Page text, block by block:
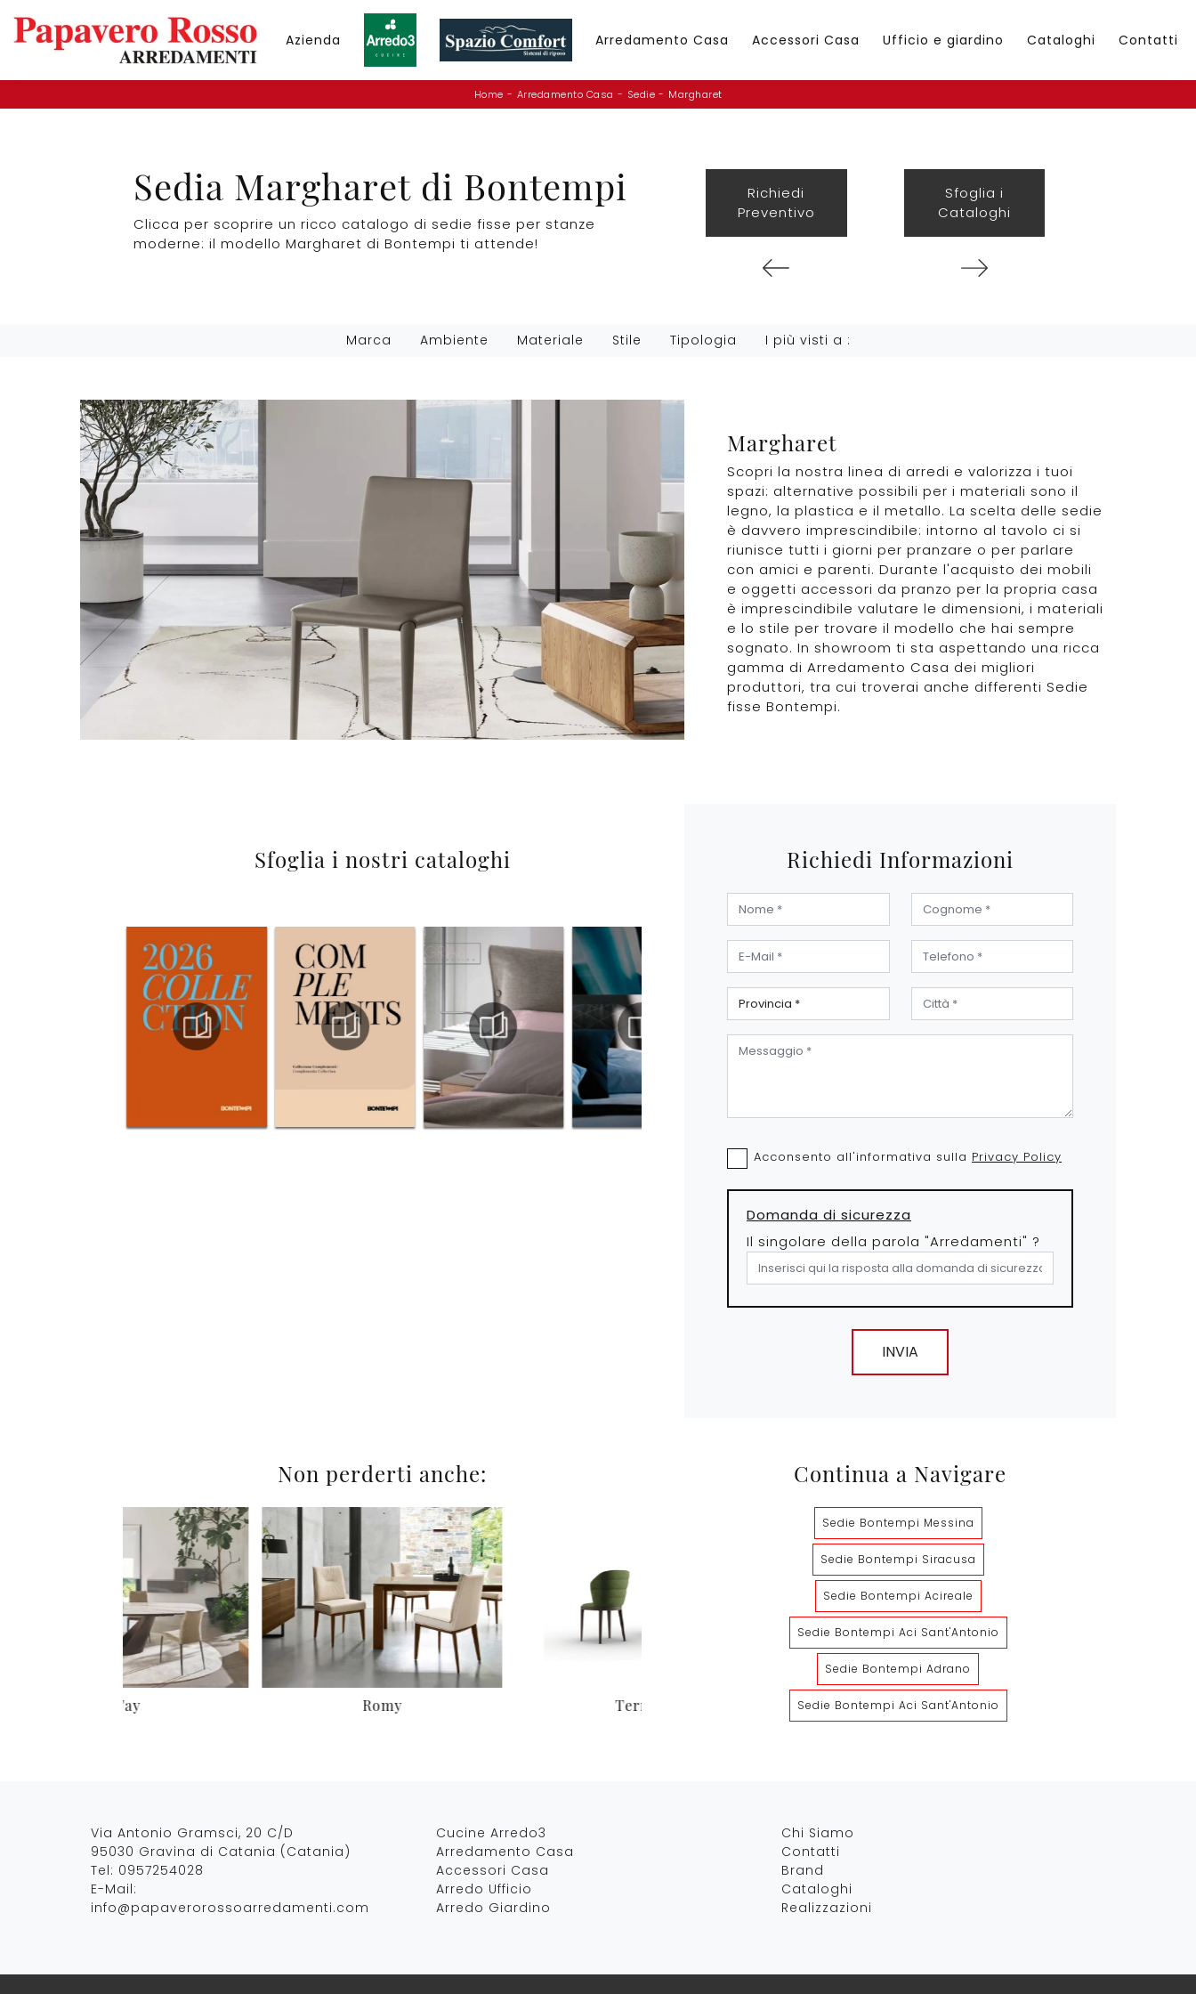
Azienda Arredamento Casa Accessori Casa Ufficio e giardino Cataloghi Contatti
Home - Arredamento Casa - Sedie - Margharet
Sedia Margharet di Bontempi
Clicca per scoprire un ricco catalogo di sedie fisse per stanze
moderne: il modello Margharet di Bontempi ti attende!
Richiedi
Preventivo
Sfoglia i
Cataloghi
Marca Ambiente Materiale Stile Tipologia I più visti a :
Margharet
Scopri la nostra linea di arredi e valorizza i tuoi
spazi: alternative possibili per i materiali sono il
legno, la plastica e il metallo. La scelta delle sedie
è davvero imprescindibile: intorno al tavolo ci si
riunisce tutti i giorni per pranzare o per parlare
con amici e parenti. Durante l'acquisto dei mobili
e oggetti accessori da pranzo per la propria casa
è imprescindibile valutare le dimensioni, i materiali
e lo stile per trovare il modello che hai sempre
sognato. In showroom ti sta aspettando una ricca
gamma di Arredamento Casa dei migliori
produttori, tra cui troverai anche differenti Sedie
fisse Bontempi.
Sfoglia i nostri cataloghi Richiedi Informazioni
Acconsento all'informativa sulla Privacy Policy
Domanda di sicurezza
Il singolare della parola "Arredamenti" ?
INVIA
Non perderti anche:
Fay Romy Terry Queen
Continua a Navigare
Sedie Bontempi Messina
Sedie Bontempi Siracusa
Sedie Bontempi Acireale
Sedie Bontempi Aci Sant'Antonio
Sedie Bontempi Adrano
Sedie Bontempi Aci Sant'Antonio
Via Antonio Gramsci, 20 C/D
95030 Gravina di Catania (Catania)
Tel: 0957254028
E-Mail:
info@papaverorossoarredamenti.com
Cucine Arredo3
Arredamento Casa
Accessori Casa
Arredo Ufficio
Arredo Giardino
Chi Siamo
Contatti
Brand
Cataloghi
Realizzazioni